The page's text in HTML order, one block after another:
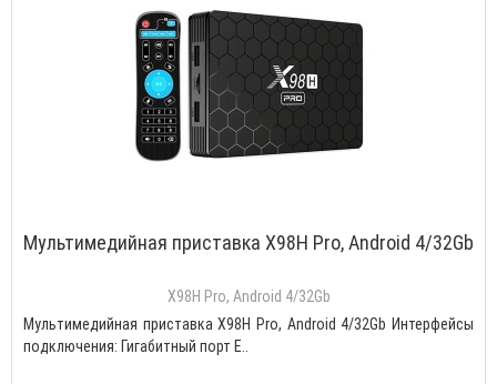
Мультимедийная приставка X98H Pro, Android 4/32Gb
X98H Pro, Android 4/32Gb
Мультимедийная приставка X98H Pro, Android 4/32Gb Интерфейсы
подключения: Гигабитный порт E..